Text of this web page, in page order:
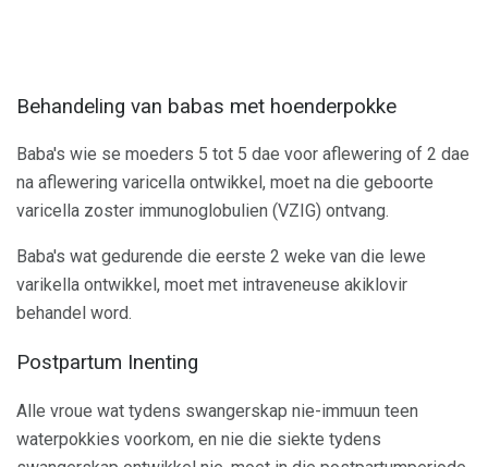
Behandeling van babas met hoenderpokke
Baba's wie se moeders 5 tot 5 dae voor aflewering of 2 dae
na aflewering varicella ontwikkel, moet na die geboorte
varicella zoster immunoglobulien (VZIG) ontvang.
Baba's wat gedurende die eerste 2 weke van die lewe
varikella ontwikkel, moet met intraveneuse akiklovir
behandel word.
Postpartum Inenting
Alle vroue wat tydens swangerskap nie-immuun teen
waterpokkies voorkom, en nie die siekte tydens